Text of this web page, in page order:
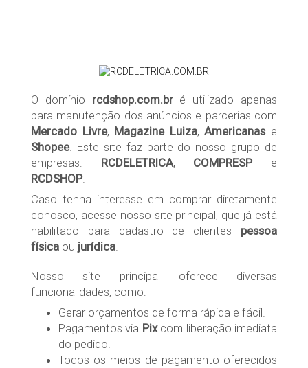
O domínio rcdshop.com.bré utilizado apenas
para manutenção dos anúncios e parcerias com
Mercado Livre, Magazine Luiza,Americanase
Shopee. Este site faz parte do nosso grupo de
empresas: RCDELETRICA, COMPRESPe
RCDSHOP.
Caso tenha interesse em comprar diretamente
conosco, acesse nosso site principal, que já está
habilitado para cadastro de clientes pessoa
física ou jurídica.
Nosso site principal oferece diversas
funcionalidades, como:
Gerar orçamentos de forma rápida e fácil.
Pagamentos via Pixcom liberação imediata
do pedido.
Todos os meios de pagamento oferecidos